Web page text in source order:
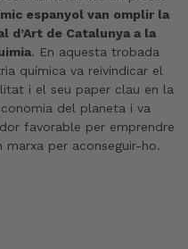
espanyol van omplir la
d’Art de Catalunya a la
. En aquesta trobada
química va reivindicar el
i el seu paper clau en la
del planeta i va
favorable per emprendre
marxa per aconseguir-ho.